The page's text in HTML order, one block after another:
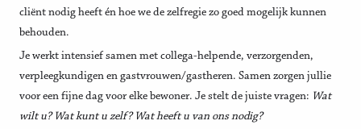
cliënt nodig heeft én hoe we de zelfregie zo goed mogelijk kunnen
behouden.
Je werkt intensief samen met collega-helpende, verzorgenden,
verpleegkundigen en gastvrouwen/gastheren. Samen zorgen jullie
voor een fijne dag voor elke bewoner. Je stelt de juiste vragen: Wat
wilt u? Wat kunt u zelf? Wat heeft u van ons nodig?